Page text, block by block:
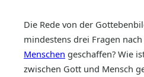
Die Rede von der
mindestens drei Fragen
Menschen geschaffen? Wie
zwischen Gott und Mensch